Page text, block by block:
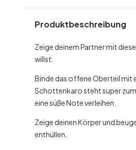
Produktbeschreibung
Zeige deinem Partner mit
willst.
Binde das offene Oberteil mit
Schottenkaro steht super
eine süße Note verleihen.
Zeige deinen Körper und
enthüllen.